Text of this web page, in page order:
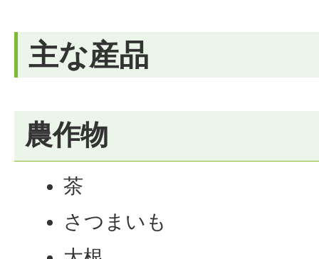
主な産品
農作物
茶
さつまいも